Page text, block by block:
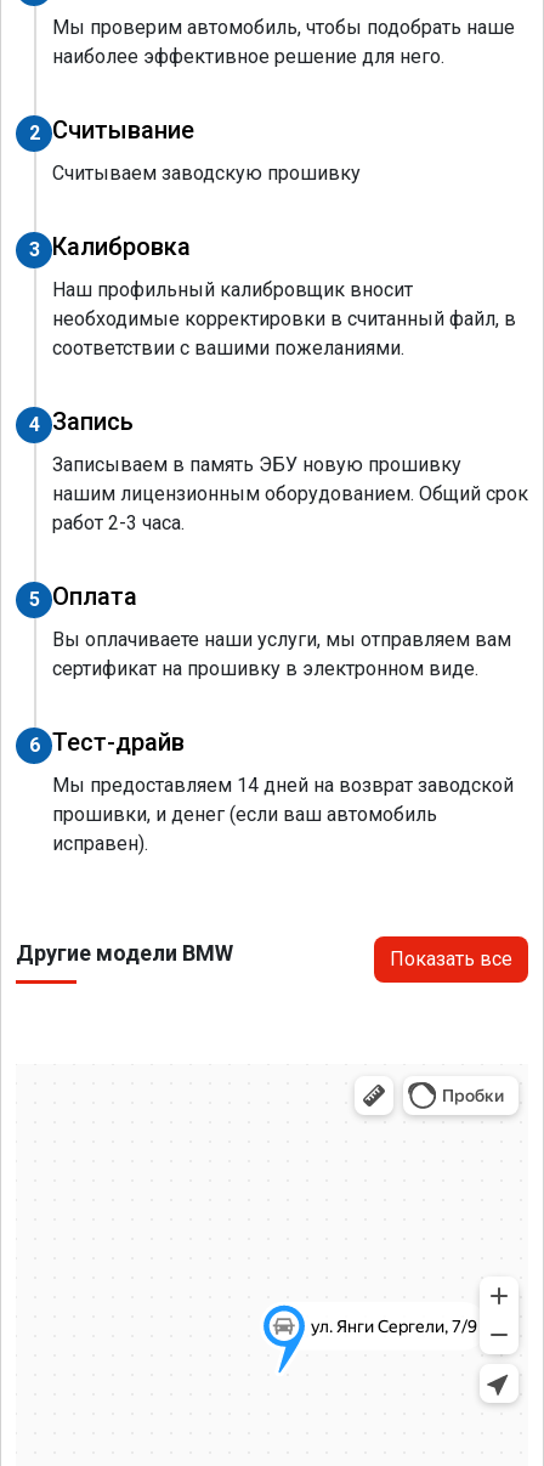
Мы проверим автомобиль, чтобы подобрать наше
наиболее эффективное решение для него.
2 Считывание
Считываем заводскую прошивку
3 Калибровка
Наш профильный калибровщик вносит
необходимые корректировки в считанный файл, в
соответствии с вашими пожеланиями.
4 Запись
Записываем в память ЭБУ новую прошивку
нашим лицензионным оборудованием. Общий срок
работ 2-3 часа.
5 Оплата
Вы оплачиваете наши услуги, мы отправляем вам
сертификат на прошивку в электронном виде.
6 Тест-драйв
Мы предоставляем 14 дней на возврат заводской
прошивки, и денег (если ваш автомобиль
исправен).
Другие модели BMW Показать все